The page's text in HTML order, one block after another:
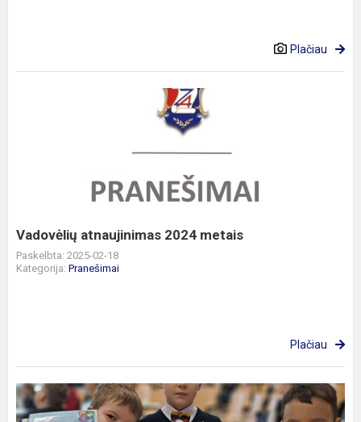
Plačiau
Vadovėlių atnaujinimas 2024 metais
Paskelbta: 2025-02-18
Kategorija: Pranešimai
Plačiau
Vilniaus
miesto